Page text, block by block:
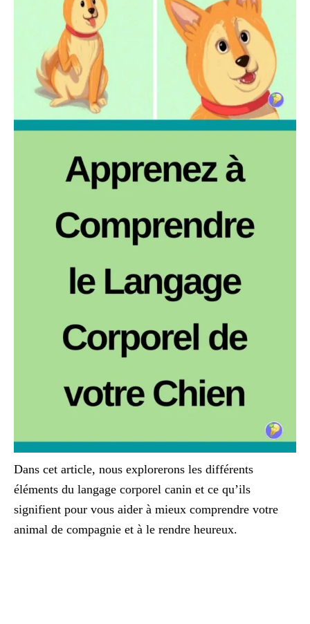
Dans cet article, nous explorerons les différents
éléments du langage corporel canin et ce qu’ils
signifient pour vous aider à mieux comprendre votre
animal de compagnie et à le rendre heureux.